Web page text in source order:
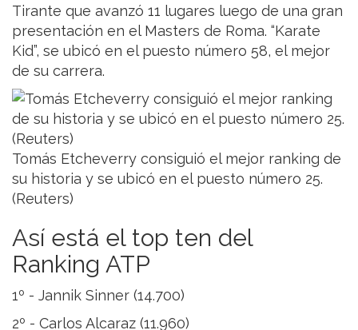
Tirante que avanzó 11 lugares luego de una gran
presentación en el Masters de Roma. “Karate
Kid”, se ubicó en el puesto número 58, el mejor
de su carrera.
Tomás Etcheverry consiguió el mejor ranking de
su historia y se ubicó en el puesto número 25.
(Reuters)
Así está el top ten del
Ranking ATP
1º - Jannik Sinner (14.700)
2º - Carlos Alcaraz (11.960)